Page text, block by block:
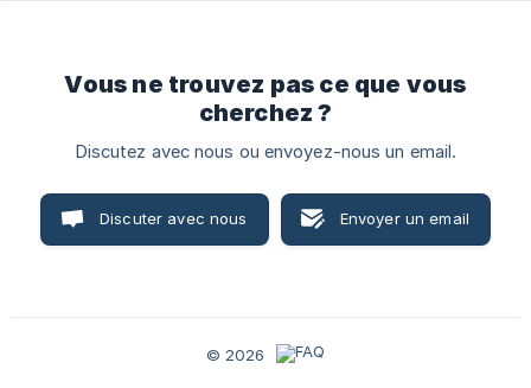
Vous ne trouvez pas ce que vous
cherchez ?
Discutez avec nous ou envoyez-nous un email.
Discuter avec nous Envoyer un email
© 2026